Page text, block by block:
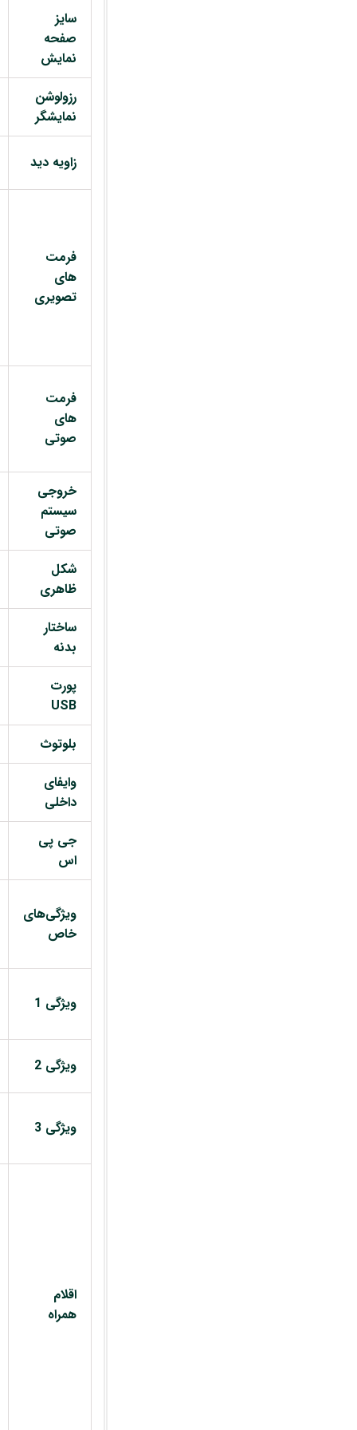
سایز
صفحه
نمایش
رزولوشن
نمایشگر
زاویه دید
فرمت
های
تصویری
فرمت
های
صوتی
خروجی
سیستم
صوتی
شکل
ظاهری
ساختار
بدنه
پورت
USB
بلوتوث
وایفای
داخلی
جی پی
اس
ویژگی‌های
خاص
ویژگی 1
ویژگی 2
ویژگی 3
اقلام
همراه